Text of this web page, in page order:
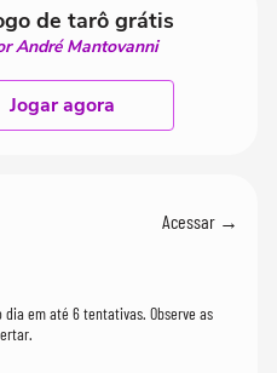
de tarô grátis
André Mantovanni
Jogar agora
Acessar →
dia em até 6 tentativas. Observe as